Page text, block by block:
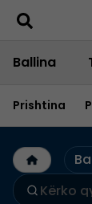
Ballina
Prishtina